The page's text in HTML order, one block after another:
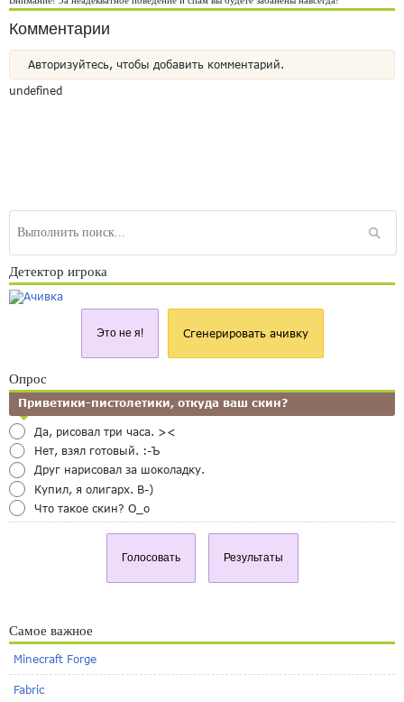
Комментарии
Авторизуйтесь, чтобы добавить комментарий.
undefined
Детектор игрока
Это не я! Сгенерировать ачивку
Опрос
Приветики-пистолетики, откуда ваш скин?
Да, рисовал три часа. ><
Нет, взял готовый. :-Ъ
Друг нарисовал за шоколадку.
Купил, я олигарх. B-)
Что такое скин? O_o
Голосовать Результаты
Самое важное
Minecraft Forge
Fabric